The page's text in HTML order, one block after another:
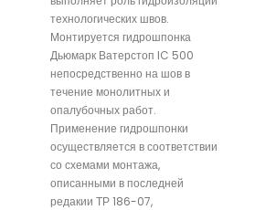
технологических швов.
Монтируется гидрошпонка
Дьюмарк Ватерстоп IC 500
непосредственно на шов в
течение монолитных и
опалубочных работ.
Применение гидрошпонки
осуществляется в соответствии
со схемами монтажа,
описанными в последней
редакии ТР 186-07,